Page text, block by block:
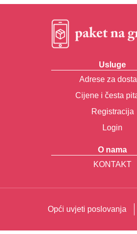
Usluge
Adrese za
Cijene i česta
Registracija
Login
O nama
KONTAKT
Opći uvjeti poslovanja